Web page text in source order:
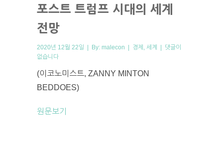
포스트 트럼프 시대의 세계
전망
2020년 12월 22일 | By: malecon | 경제 세계 | 댓글이
없습니다
(이코노미스트, ZANNY MINTON
BEDDOES)
원문보기